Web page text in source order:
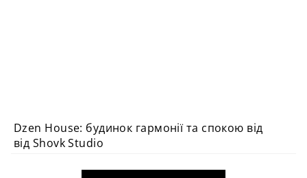
ВИБІР РЕДАКЦІЇ
Dzen House: будинок гармонії та спокою від
від Shovk Studio